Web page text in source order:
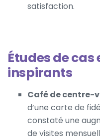
satisfaction.
Études de
inspirants
Café de centre-
d’une carte de
constaté une
de visites